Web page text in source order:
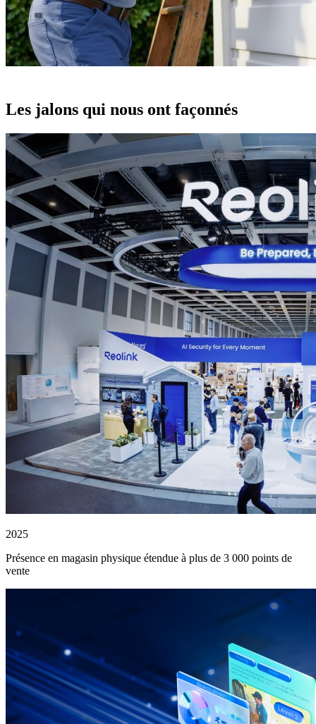
Les jalons qui nous ont façonnés
2025
Présence en magasin physique étendue à plus de 3 000 points de
vente